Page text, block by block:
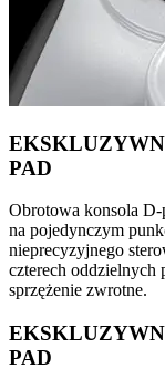
PAD
Obrotowa konsola D-
na pojedynczym
nieprecyzyjnego
czterech oddzielnych
sprzężenie zwrotne.
PAD